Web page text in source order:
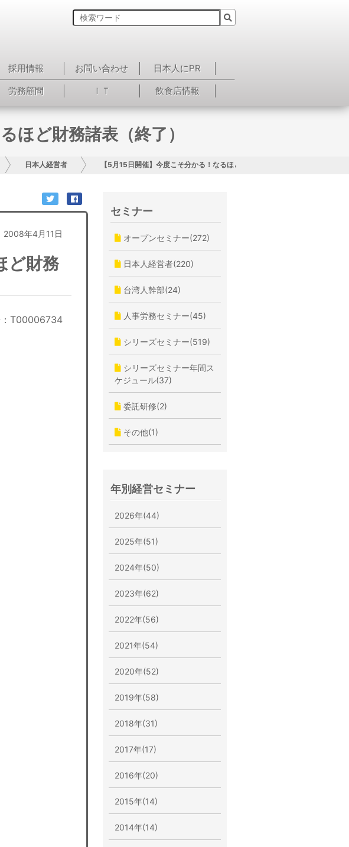
採用情報 お問い合わせ
日本人にPR
労務顧問 ＩＴ 飲食店情報
ほど財務諸表（終了）
日本人経営者 【5月15日開催】今度こそ分かる！なるほど財務諸表（終了）
2008年4月11日
ど財務
T00006734
セミナー
オープンセミナー(272)
日本人経営者(220)
台湾人幹部(24)
人事労務セミナー(45)
シリーズセミナー(519)
シリーズセミナー年間ス
ケジュール(37)
委託研修(2)
その他(1)
年別経営セミナー
2026年(44)
2025年(51)
2024年(50)
2023年(62)
2022年(56)
2021年(54)
2020年(52)
2019年(58)
2018年(31)
2017年(17)
2016年(20)
2015年(14)
2014年(14)